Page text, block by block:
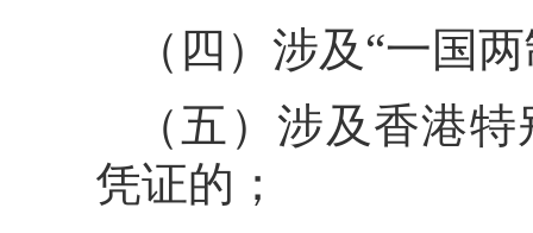
（四）涉及“一国
（五）涉及香港
凭证的；